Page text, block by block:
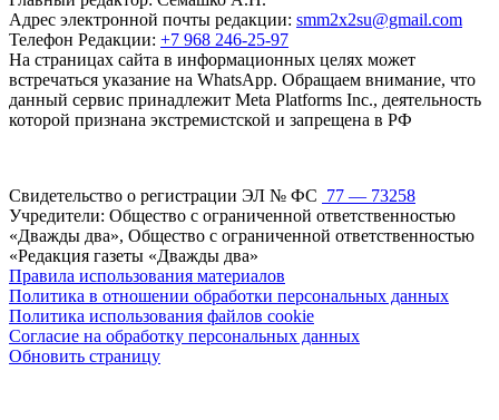
Адрес электронной почты редакции: smm2x2su@gmail.com
Телефон Редакции: +7 968 246-25-97
На страницах сайта в информационных целях может
встречаться указание на WhatsApp. Обращаем внимание, что
данный сервис принадлежит Meta Platforms Inc., деятельность
которой признана экстремистской и запрещена в РФ
Свидетельство о регистрации ЭЛ № ФС 77 — 73258
Учредители: Общество с ограниченной ответственностью
«Дважды два», Общество с ограниченной ответственностью
«Редакция газеты «Дважды два»
Правила использования материалов
Политика в отношении обработки персональных данных
Политика использования файлов cookie
Согласие на обработку персональных данных
Обновить страницу